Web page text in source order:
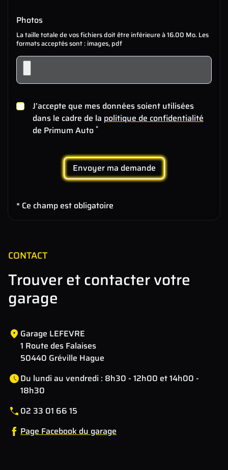
Photos
La taille totale de vos fichiers doit être inférieure à 16.00 Mo. Les
formats acceptés sont : images, pdf
J’accepte que mes données soient utilisées
dans le cadre de la politique de confidentialité
de Primum Auto *
Envoyer ma demande
* Ce champ est obligatoire
CONTACT
Trouver et contacter votre
garage
Garage LEFEVRE
1 Route des Falaises
50440 Gréville Hague
Du lundi au vendredi : 8h30 - 12h00 et 14h00 -
18h30
02 33 01 66 15
Page Facebook du garage